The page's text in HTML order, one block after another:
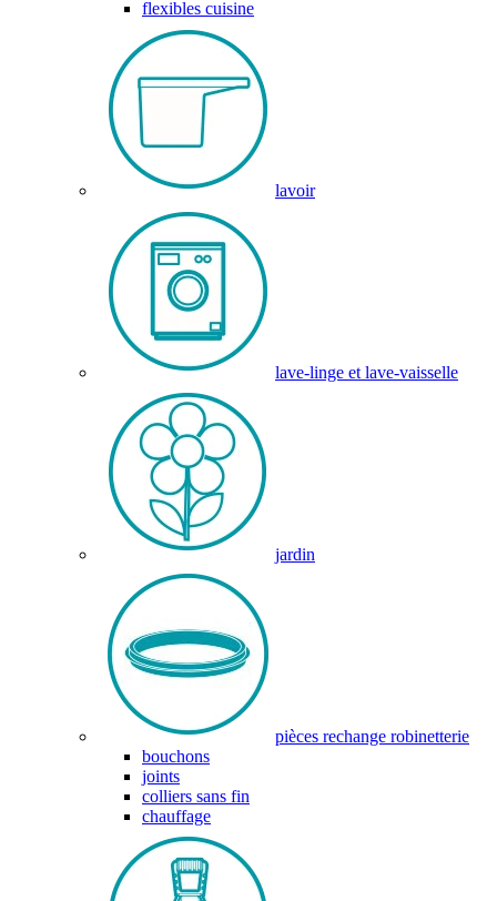
flexibles cuisine
lavoir
lave-linge et lave-vaisselle
jardin
pièces rechange robinetterie
bouchons
joints
colliers sans fin
chauffage